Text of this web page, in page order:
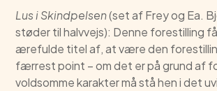
Lus i Skindpelsen(set af Frey og Ea.
støder til halvvejs): Denne forestilling
ærefulde titel af, at være den
færrest point – om det er på grund af
voldsomme karakter må stå hen i det